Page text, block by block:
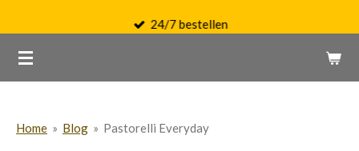
naar
de
24/7 bestellen
Home » Blog » Pastorelli Everyday